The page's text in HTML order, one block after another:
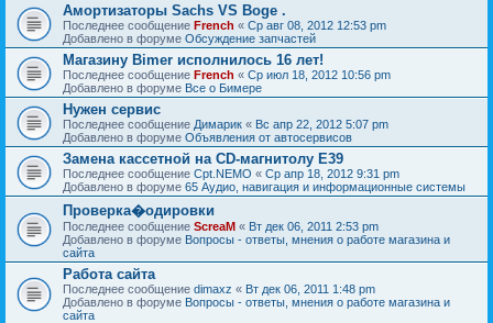
Амортизаторы Sachs VS Boge .
Последнее сообщение French « Ср авг 08, 2012 12:53 pm
Добавлено в форуме Обсуждение запчастей
Магазину Bimer исполнилось 16 лет!
Последнее сообщение French « Ср июл 18, 2012 10:56 pm
Добавлено в форуме Все о Бимере
Нужен сервис
Последнее сообщение Димарик « Вс апр 22, 2012 5:07 pm
Добавлено в форуме Объявления от автосервисов
Замена кассетной на СD-магнитолу Е39
Последнее сообщение Cpt.NEMO « Ср апр 18, 2012 9:31 pm
Добавлено в форуме 65 Аудио, навигация и информационные системы
Проверка�одировки
Последнее сообщение ScreaM « Вт дек 06, 2011 2:53 pm
Добавлено в форуме Вопросы - ответы, мнения о работе магазина и
сайта
Работа сайта
Последнее сообщение dimaxz « Вт дек 06, 2011 1:48 pm
Добавлено в форуме Вопросы - ответы, мнения о работе магазина и
сайта